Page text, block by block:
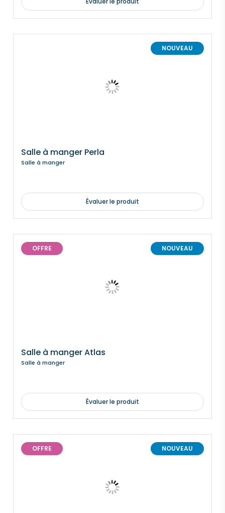
NOUVEAU
Salle à manger Perla
Salle à manger
Évaluer le produit
OFFRE NOUVEAU
Salle à manger Atlas
Salle à manger
Évaluer le produit
OFFRE NOUVEAU